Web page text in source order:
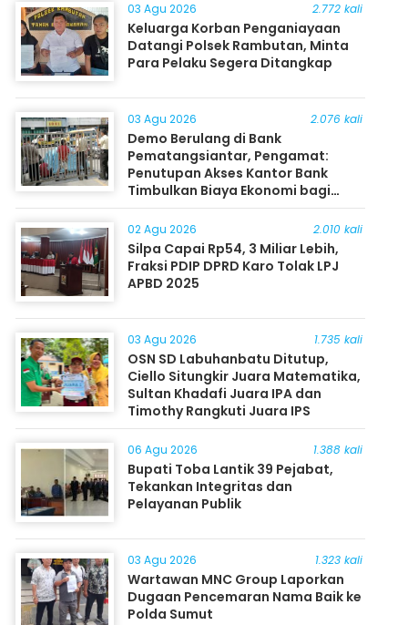
03 Agu 2026 2.772 kali
Keluarga Korban Penganiayaan
Datangi Polsek Rambutan, Minta
Para Pelaku Segera Ditangkap
03 Agu 2026 2.076 kali
Demo Berulang di Bank
Pematangsiantar, Pengamat:
Penutupan Akses Kantor Bank
Timbulkan Biaya Ekonomi bagi
Masyarakat
02 Agu 2026 2.010 kali
Silpa Capai Rp54, 3 Miliar Lebih,
Fraksi PDIP DPRD Karo Tolak LPJ
APBD 2025
03 Agu 2026 1.735 kali
OSN SD Labuhanbatu Ditutup,
Ciello Situngkir Juara Matematika,
Sultan Khadafi Juara IPA dan
Timothy Rangkuti Juara IPS
06 Agu 2026 1.388 kali
Bupati Toba Lantik 39 Pejabat,
Tekankan Integritas dan
Pelayanan Publik
03 Agu 2026 1.323 kali
Wartawan MNC Group Laporkan
Dugaan Pencemaran Nama Baik ke
Polda Sumut